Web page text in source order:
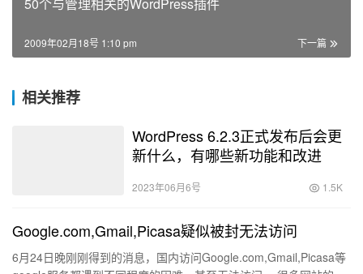
下一篇
2009年02月18号 1:10 pm
相关推荐
WordPress 6.2.3正式发布后会更
新什么，有哪些新功能和改进
2023年06月6号 1.5K
Google.com,Gmail,Picasa疑似被封无法访问
6月24日晚刚刚得到的消息，国内访问Google.com,Gmail,Picasa等